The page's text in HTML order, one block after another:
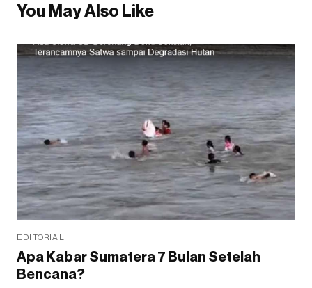
You May Also Like
EDITORIAL
Apa Kabar Sumatera 7 Bulan Setelah
Bencana?